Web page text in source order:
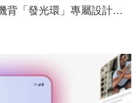
背「發光環」專屬設計、